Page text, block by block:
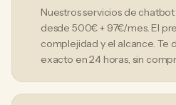
Nuestros servicios de
desde 500€ + 97€/mes. El
complejidad y el alcance. Te
exacto en 24 horas, sin